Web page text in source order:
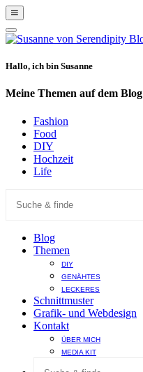
Show
Offscreen
Content
Hide
Offscreen
Hallo, ich bin Susanne
Meine Themen auf dem Blog
Fashion
Food
DIY
Hochzeit
Life
Blog
Themen
DIY
GENÄHTES
LECKERES
Schnittmuster
Grafik- und Webdesign
Kontakt
ÜBER MICH
MEDIA KIT